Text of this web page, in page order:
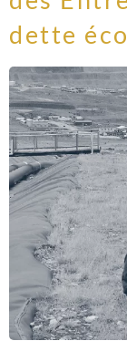
dette